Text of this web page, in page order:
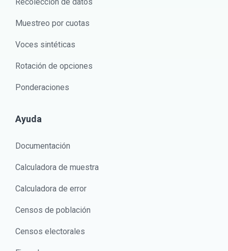
Muestreo por cuotas
Voces sintéticas
Rotación de opciones
Ponderaciones
Ayuda
Documentación
Calculadora de muestra
Calculadora de error
Censos de población
Censos electorales